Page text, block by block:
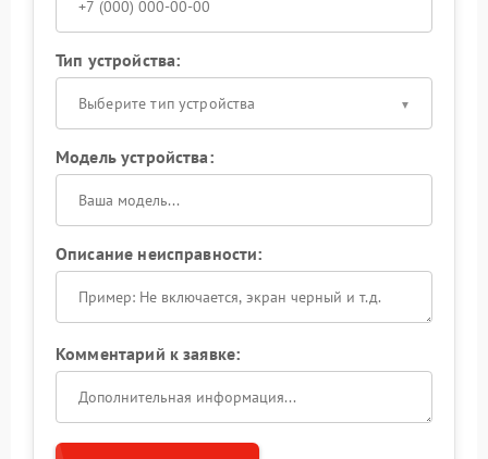
Тип устройства:
Выберите тип устройства
Модель устройства:
Описание неисправности:
Комментарий к заявке: